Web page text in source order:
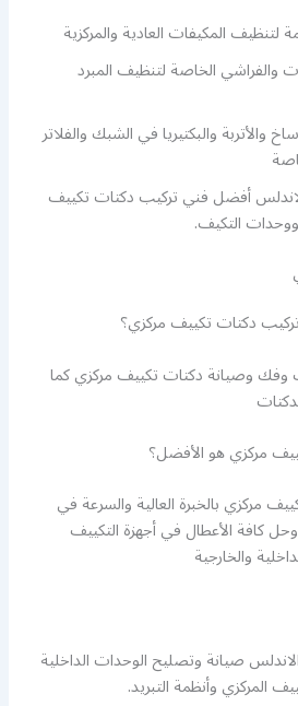
لتنظيف المكيفات العادية والمركزية
الخاصة لتنظيف المبرد
والأتربة والبكتيريا في الشبك والفلاتر
أفضل فني تركيب دكتات تكييف
التكيف.
دكتات تكييف مركزي؟
وفك وصيانة دكتات تكييف مركزي كما
مركزي هو الأفضل؟
مركزي بالخبرة العالية والسرعة في
كافة الأعطال في أجهزة التكييف
والخارجية
صيانة وتصليح الوحدات الداخلية
المركزي وأنظمة التبريد.